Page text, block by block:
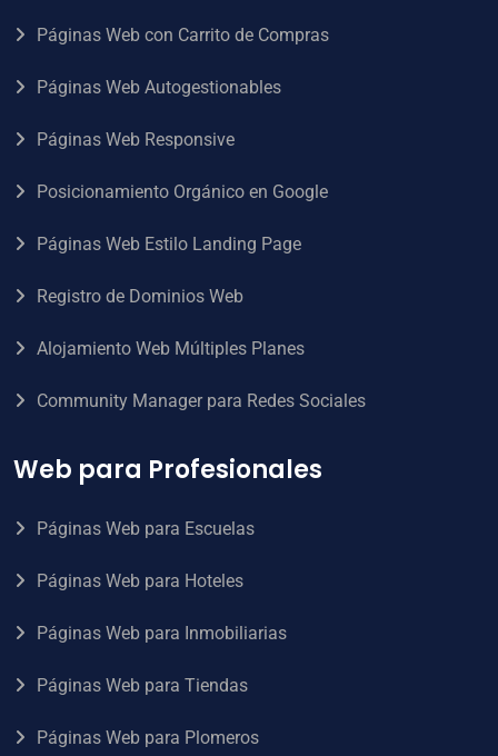
Páginas Web con Carrito de Compras
Páginas Web Autogestionables
Páginas Web Responsive
Posicionamiento Orgánico en Google
Páginas Web Estilo Landing Page
Registro de Dominios Web
Alojamiento Web Múltiples Planes
Community Manager para Redes Sociales
Web para Profesionales
Páginas Web para Escuelas
Páginas Web para Hoteles
Páginas Web para Inmobiliarias
Páginas Web para Tiendas
Páginas Web para Plomeros